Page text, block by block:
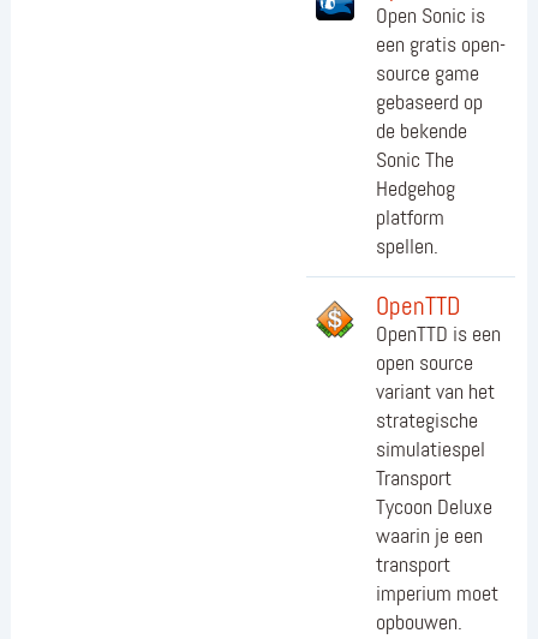
Open Sonic is
een gratis open-
source game
gebaseerd op
de bekende
Sonic The
Hedgehog
platform
spellen.
OpenTTD
OpenTTD is een
open source
variant van het
strategische
simulatiespel
Transport
Tycoon Deluxe
waarin je een
transport
imperium moet
opbouwen.